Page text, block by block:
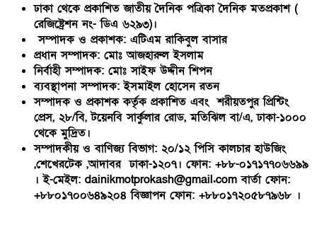
ঢাকা থেকে প্রকাশিত জাতীয় দৈনিক পত্রিকা দৈনিক মতপ্রকাশ (
রেজিষ্ট্রেশন নং- ডিএ ৬২৯৩)।
সম্পাদক ও প্রকাশক: এটিএম রাকিবুল বাসার
প্রধান সম্পাদক: মোঃ আজহারুল ইসলাম
নির্বাহী সম্পাদক: মোঃ সাইফ উদ্দীন শিপন
ব্যবস্থাপনা সম্পাদক: ইসমাইল হোসেন রতন
সম্পাদক ও প্রকাশক কর্তৃক প্রকাশিত এবং শরীয়তপুর প্রিন্টিং
প্রেস, ২৮/বি, টয়েনবি সার্কুলার রোড, মতিঝিল বা/এ, ঢাকা-১০০০
থেকে মুদ্রিত।
সম্পাদকীয় ও বাণিজ্য বিভাগ: ২০/১২ পিসি কালচার হাউজিং
,শেখেরটেক ,আদাবর ঢাকা-১২০৭। ফোন: +৮৮-০১৭১৭৭০৬৬৯৯
। ই-মেইল: dainikmotprokash@gmail.com বার্তা ফোন:
+৮৮০১৭০০৬৪৯২০৪ বিজ্ঞাপন ফোন: +৮৮০১৭২০৫৮৭৯৬৮ ।